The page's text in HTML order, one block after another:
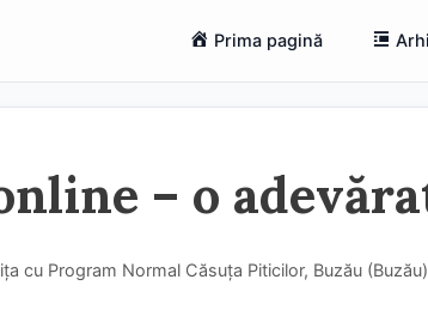
Prima pagină
– o
cu Program Normal Căsuța Piticilor, Buzău